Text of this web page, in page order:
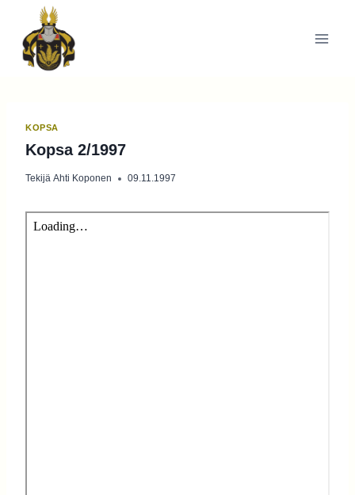
sisältöön
KOPSA
Kopsa 2/1997
Tekijä Ahti Koponen 09.11.1997